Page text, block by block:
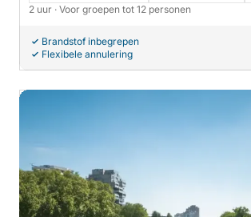
2 uur · Voor groepen tot 12 personen
Brandstof inbegrepen
Flexibele annulering